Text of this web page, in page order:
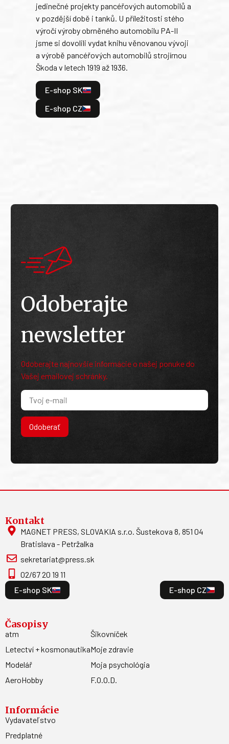
jedinečné projekty pancéřových automobilů a
v pozdější době i tanků. U příležitosti stého
výročí výroby obrněného automobilu PA-II
jsme si dovolili vydat knihu věnovanou vývoji
a výrobě pancéřových automobilů strojírnou
Škoda v letech 1919 až 1936.
E-shop SK
E-shop CZ
Odoberajte
newsletter
Odoberajte najnovšie informácie o našej ponuke do
Vašej emailovej schránky.
Odoberať
Kontakt
MAGNET PRESS, SLOVAKIA s.r.o. Šustekova 8, 851 04
Bratislava - Petržalka
sekretariat@press.sk
02/67 20 19 11
E-shop SK
E-shop CZ
Časopisy
atm
Letectví + kosmonautika
Modelář
AeroHobby
Šikovníček
Moje zdravie
Moja psychológia
F.O.O.D.
Informácie
Vydavateľstvo
Predplatné